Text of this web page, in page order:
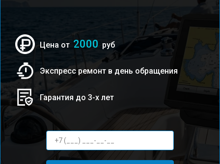
Цена от 2000 руб
Экспресс ремонт в день обращения
Гарантия до 3-х лет